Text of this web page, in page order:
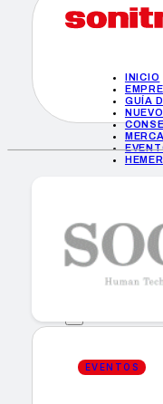
INICIO
GUÍA
GUÍA DE
NUEVOS
EVENTOS